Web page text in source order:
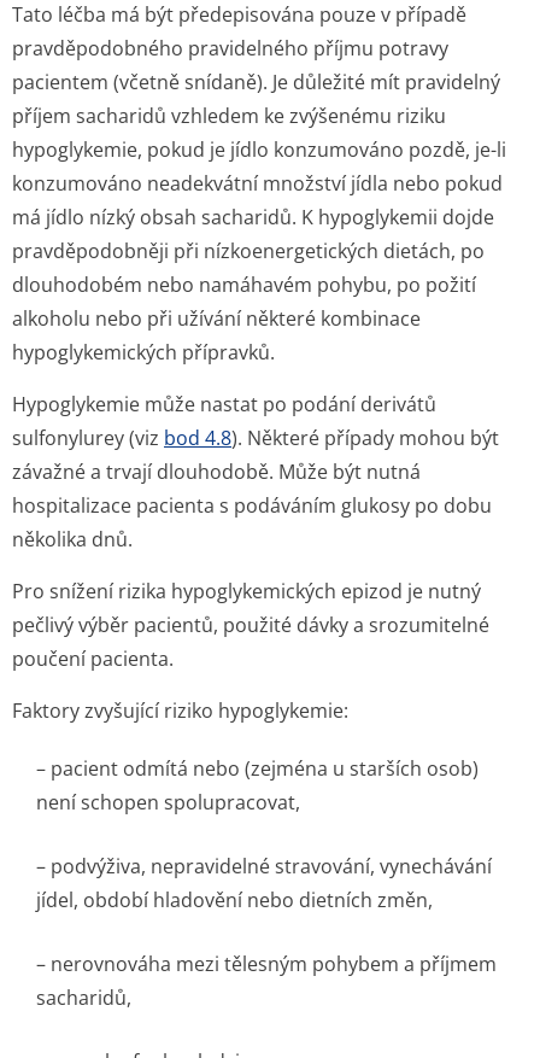
Tato léčba má být předepisována pouze v případě
pravděpodobného pravidelného příjmu potravy
pacientem (včetně snídaně). Je důležité mít pravidelný
příjem sacharidů vzhledem ke zvýšenému riziku
hypoglykemie, pokud je jídlo konzumováno pozdě, je-li
konzumováno neadekvátní množství jídla nebo pokud
má jídlo nízký obsah sacharidů. K hypoglykemii dojde
pravděpodobněji při nízkoenergetických dietách, po
dlouhodobém nebo namáhavém pohybu, po požití
alkoholu nebo při užívání některé kombinace
hypoglykemických přípravků.
Hypoglykemie může nastat po podání derivátů
sulfonylurey (viz bod 4.8). Některé případy mohou být
závažné a trvají dlouhodobě. Může být nutná
hospitalizace pacienta s podáváním glukosy po dobu
několika dnů.
Pro snížení rizika hypoglykemických epizod je nutný
pečlivý výběr pacientů, použité dávky a srozumitelné
poučení pacienta.
Faktory zvyšující riziko hypoglykemie:
– pacient odmítá nebo (zejména u starších osob)
není schopen spolupracovat,
– podvýživa, nepravidelné stravování, vynechávání
jídel, období hladovění nebo dietních změn,
– nerovnováha mezi tělesným pohybem a příjmem
sacharidů,